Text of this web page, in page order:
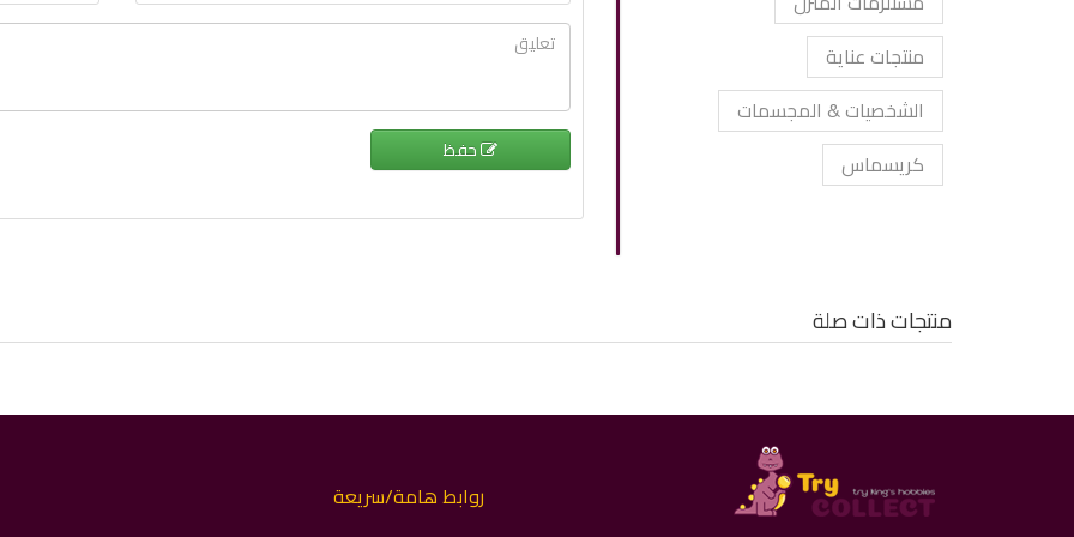
منتجات عناية
الشخصيات & المجسمات
كريسماس
حفظ
منتجات ذات صلة
روابط هامة/سريعة